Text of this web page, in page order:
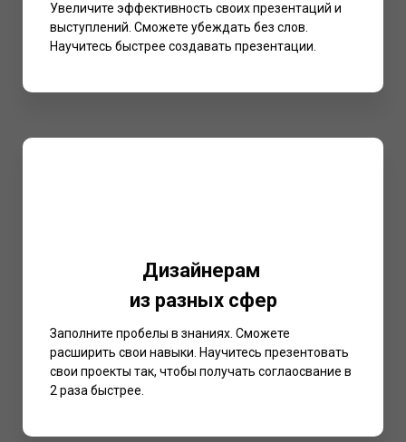
Увеличите эффективность своих презентаций и
выступлений. Сможете убеждать без слов.
Научитесь быстрее создавать презентации.
Дизайнерам
из разных сфер
Заполните пробелы в знаниях. Сможете
расширить свои навыки. Научитесь презентовать
свои проекты так, чтобы получать соглаосвание в
2 раза быстрее.